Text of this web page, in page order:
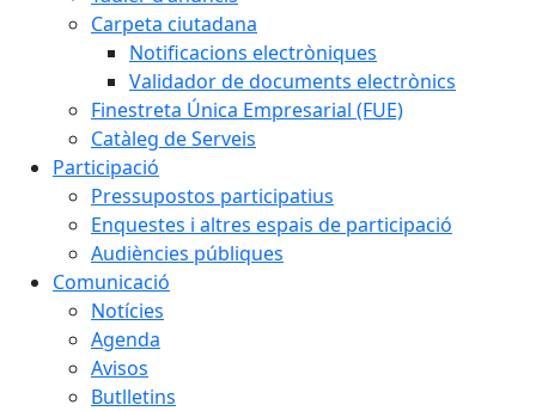
Carpeta ciutadana
Notificacions electròniques
Validador de documents electrònics
Finestreta Única Empresarial (FUE)
Catàleg de Serveis
Participació
Pressupostos participatius
Enquestes i altres espais de participació
Audiències públiques
Comunicació
Notícies
Agenda
Avisos
Butlletins